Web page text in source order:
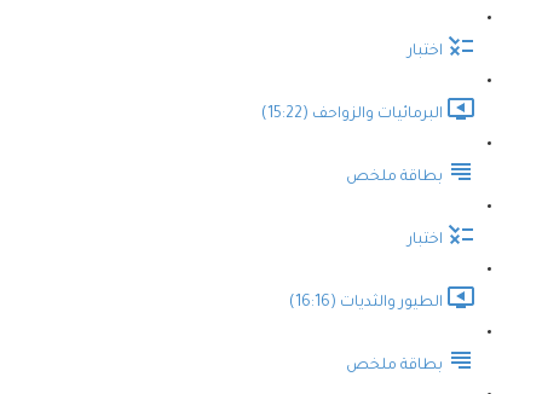
اختبار
البرمائيات والزواحف (15:22)
بطاقة ملخص
اختبار
الطيور والثديات (16:16)
بطاقة ملخص